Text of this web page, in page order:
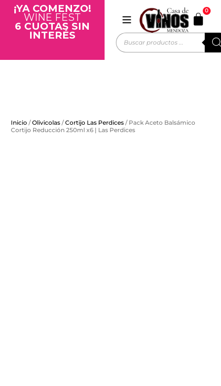
¡YA COMENZO!
WINE FEST
6 CUOTAS SIN
INTERÉS
0
Inicio /Olivicolas /Cortijo Las Perdices / Pack Aceto Balsámico
Cortijo Reducción 250ml x6 | Las Perdices